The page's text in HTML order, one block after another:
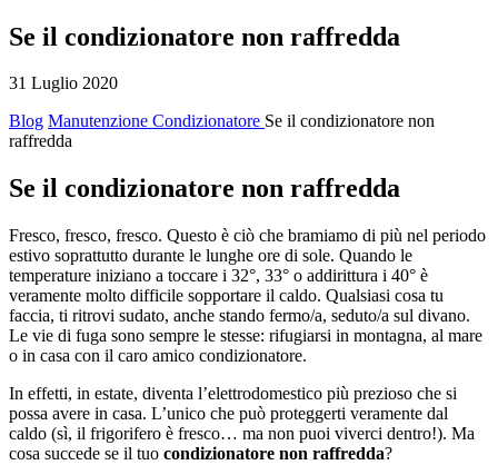
Se il condizionatore non raffredda
31 Luglio 2020
Blog Manutenzione Condizionatore Se il condizionatore non
raffredda
Se il condizionatore non raffredda
Fresco, fresco, fresco. Questo è ciò che bramiamo di più nel periodo
estivo soprattutto durante le lunghe ore di sole. Quando le
temperature iniziano a toccare i 32°, 33° o addirittura i 40° è
veramente molto difficile sopportare il caldo. Qualsiasi cosa tu
faccia, ti ritrovi sudato, anche stando fermo/a, seduto/a sul divano.
Le vie di fuga sono sempre le stesse: rifugiarsi in montagna, al mare
o in casa con il caro amico condizionatore.
In effetti, in estate, diventa l’elettrodomestico più prezioso che si
possa avere in casa. L’unico che può proteggerti veramente dal
caldo (sì, il frigorifero è fresco… ma non puoi viverci dentro!). Ma
cosa succede se il tuo condizionatore non raffredda?